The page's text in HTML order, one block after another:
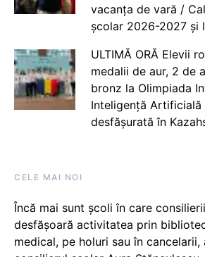
vacanța de vară /
școlar 2026-2027 și
ULTIMĂ ORĂ Elevii
medalii de aur, 2 de
bronz la Olimpiada
Inteligență Artificială
desfășurată în
CELE MAI NOI
Încă mai sunt școli în care
desfășoară activitatea prin
medical, pe holuri sau în